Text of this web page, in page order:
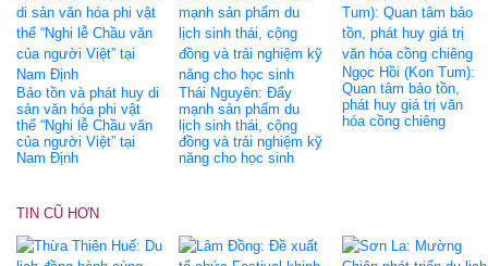
Bảo tồn và phát huy di
sản văn hóa phi vật
thể “Nghi lễ Chầu văn
của người Việt” tại
Nam Định
Thái Nguyên: Đẩy
mạnh sản phẩm du
lịch sinh thái, cộng
đồng và trải nghiệm kỹ
năng cho học sinh
Ngọc Hồi (Kon Tum):
Quan tâm bảo tồn,
phát huy giá trị văn
hóa cồng chiêng
TIN CŨ HƠN